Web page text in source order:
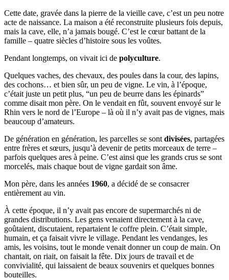
Cette date, gravée dans la pierre de la vieille cave, c’est un peu notre
acte de naissance. La maison a été reconstruite plusieurs fois depuis,
mais la cave, elle, n’a jamais bougé. C’est le cœur battant de la
famille – quatre siècles d’histoire sous les voûtes.
Pendant longtemps, on vivait ici de polyculture.
Quelques vaches, des chevaux, des poules dans la cour, des lapins,
des cochons… et bien sûr, un peu de vigne. Le vin, à l’époque,
c’était juste un petit plus, “un peu de beurre dans les épinards”
comme disait mon père. On le vendait en fût, souvent envoyé sur le
Rhin vers le nord de l’Europe – là où il n’y avait pas de vignes, mais
beaucoup d’amateurs.
De génération en génération, les parcelles se sont divisées, partagées
entre frères et sœurs, jusqu’à devenir de petits morceaux de terre –
parfois quelques ares à peine. C’est ainsi que les grands crus se sont
morcelés, mais chaque bout de vigne gardait son âme.
Mon père, dans les années 1960, a décidé de se consacrer
entièrement au vin.
À cette époque, il n’y avait pas encore de supermarchés ni de
grandes distributions. Les gens venaient directement à la cave,
goûtaient, discutaient, repartaient le coffre plein. C’était simple,
humain, et ça faisait vivre le village. Pendant les vendanges, les
amis, les voisins, tout le monde venait donner un coup de main. On
chantait, on riait, on faisait la fête. Dix jours de travail et de
convivialité, qui laissaient de beaux souvenirs et quelques bonnes
bouteilles.